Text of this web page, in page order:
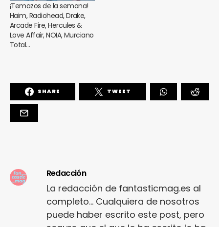
¡Temazos de la semana!
Haim, Radiohead, Drake,
Arcade Fire, Hercules &
Love Affair, NOIA, Murciano
Total…
SHARE TWEET
Redacción
La redacción de fantasticmag.es al
completo... Cualquiera de nosotros
puede haber escrito este post, pero